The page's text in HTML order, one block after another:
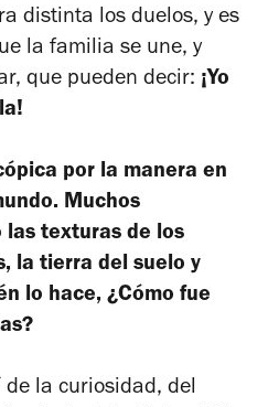
distinta los duelos, y es
la familia se une, y
que pueden decir: ¡Yo
por la manera en
Muchos
las texturas de los
la tierra del suelo y
lo hace, ¿Cómo fue
de la curiosidad, del